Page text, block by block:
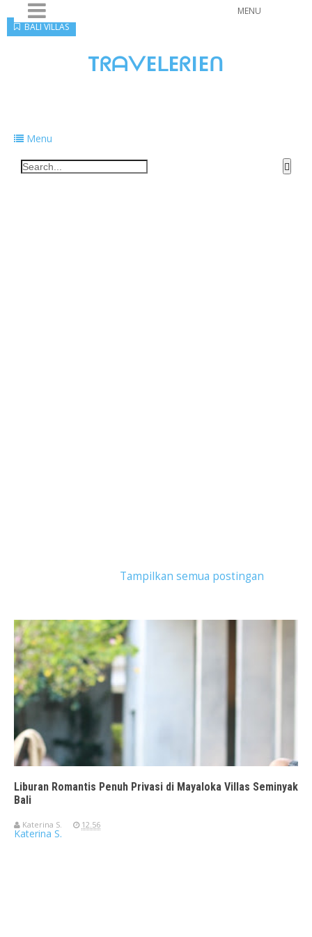
MENU
TᖇᗩᐯEᒪEᖇIEᑎ
Menu
Tampilkan semua postingan
Liburan Romantis Penuh Privasi di Mayaloka Villas Seminyak
Bali
BALI VILLAS
Katerina S. 12.56
Katerina S.